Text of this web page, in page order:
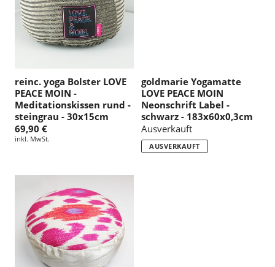
reinc. yoga Bolster LOVE
PEACE MOIN -
Meditationskissen rund -
steingrau - 30x15cm
69,90 €
inkl. MwSt.
goldmarie Yogamatte
LOVE PEACE MOIN
Neonschrift Label -
schwarz - 183x60x0,3cm
Ausverkauft
AUSVERKAUFT